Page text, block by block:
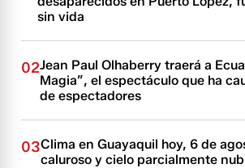
sin vida
02Jean Paul Olhaberry traerá a
Magia”, el espectáculo que ha
de espectadores
03Clima en Guayaquil hoy, 6 de
caluroso y cielo parcialmente